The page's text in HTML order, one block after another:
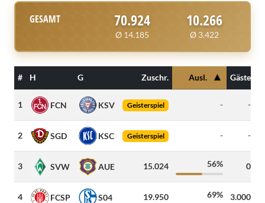
GESAMT 70.924
Ø 14.185
10.266
Ø 3.422
# H G Zuschr. Ausl. ▲ Gäste
1 FCN KSV Geisterspiel - -
2 SGD KSC Geisterspiel - -
3 SVW AUE 15.024 56% 0
4 FCSP S04 19.950 69% 3.000